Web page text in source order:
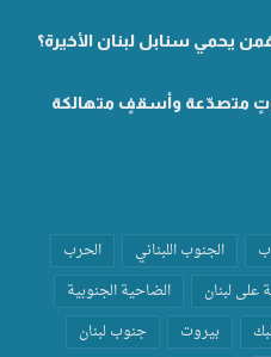
يحمي سنابل لبنان الأخيرة؟
متصدّعة وأسقفٍ متهالكة
الجنوب اللبناني
الحرب
على لبنان
الضاحية الجنوبية
بيروت جنوب لبنان